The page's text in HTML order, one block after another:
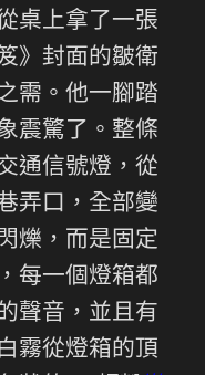
桌上拿了一張
》封面的皺衛
需。他一腳踏
震驚了。整條
通信號燈，從
弄口，全部變
爍，而是固定
每一個燈箱都
聲音，並且有
霧從燈箱的頂